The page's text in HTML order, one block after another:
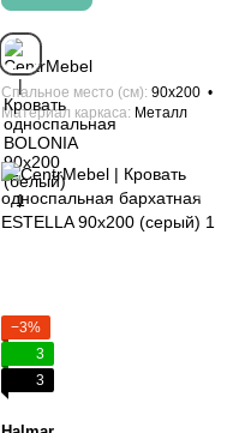
Спальное место (см) 90х200
Материал каркаса Металл
−3%
3
3